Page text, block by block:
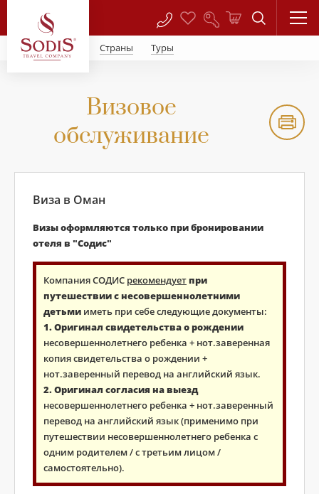
Страны Туры
Визовое
обслуживание
Виза в Оман
Визы оформляются только при бронировании
отеля в "Содис"
Компания СОДИС рекомендуетпри
путешествии с несовершеннолетними
детьми иметь при себе следующие документы:
1. Оригинал свидетельства о рождении
несовершеннолетнего ребенка + нот.заверенная
копия свидетельства о рождении +
нот.заверенный перевод на английский язык.
2. Оригинал согласия на выезд
несовершеннолетнего ребенка + нот.заверенный
перевод на английский язык (применимо при
путешествии несовершеннолетнего ребенка с
одним родителем / с третьим лицом /
самостоятельно).